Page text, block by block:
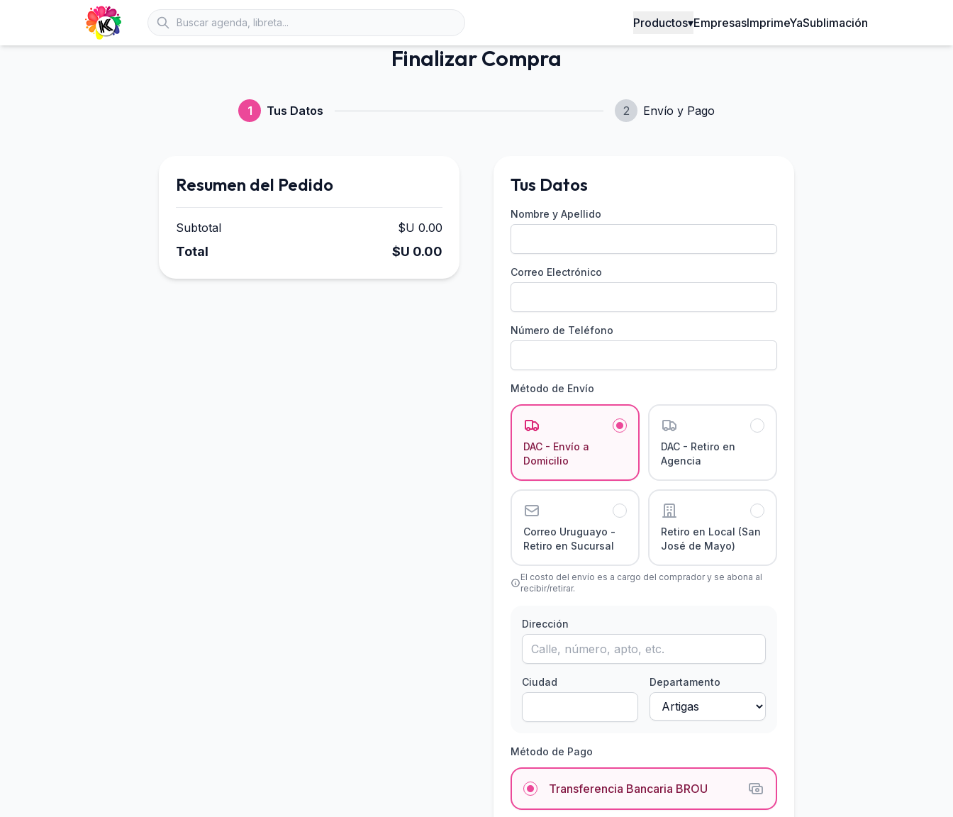
Productos▾EmpresasImprimeYaSublimación
Finalizar Compra
1 Tus Datos 2 Envío y Pago
Resumen del Pedido
Subtotal $U 0.00
Total $U 0.00
Tus Datos
Nombre y Apellido
Correo Electrónico
Número de Teléfono
Método de Envío
DAC - Envío a
Domicilio
DAC - Retiro en
Agencia
Correo Uruguayo -
Retiro en Sucursal
Retiro en Local (San
José de Mayo)
El costo del envío es a cargo del comprador y se abona al
recibir/retirar.
Dirección
Ciudad Departamento
Método de Pago
Transferencia Bancaria BROU